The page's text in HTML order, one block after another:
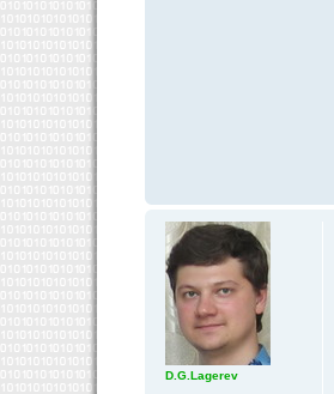
D.G.Lagerev